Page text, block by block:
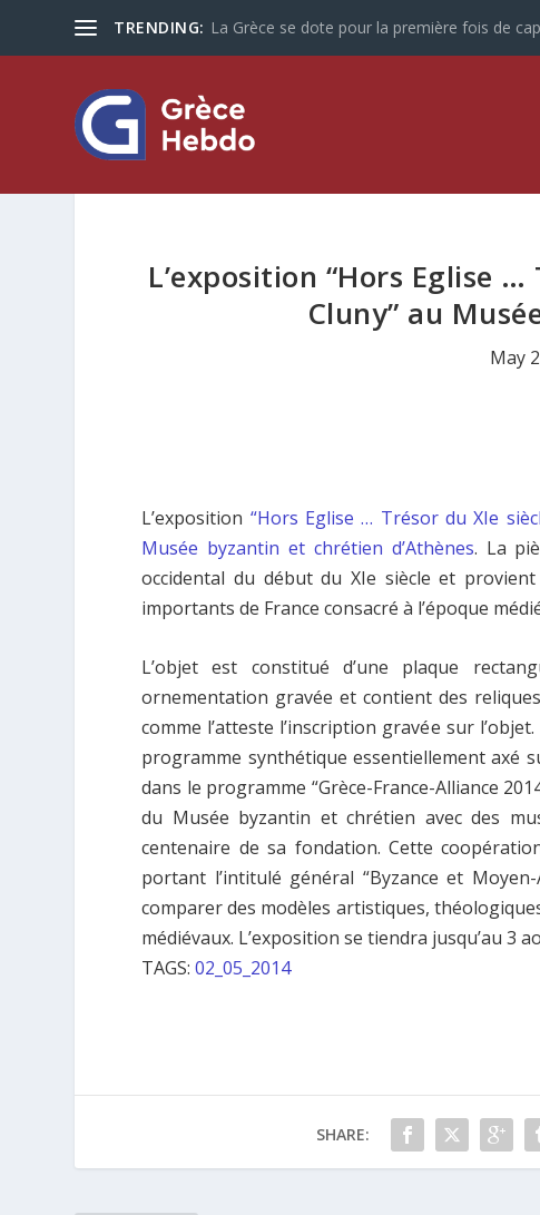
TRENDING: La Grèce se dote pour la première fois de
L’exposition “Hors Eglise
Cluny” au
May
L’exposition “Hors Eglise … Trésor du XIe
Musée byzantin et chrétien d’Athènes. La
occidental du début du XIe siècle et
importants de France consacré à l’époque
L’objet est constitué d’une plaque
ornementation gravée et contient des
comme l’atteste l’inscription gravée sur
programme synthétique essentiellement axé
dans le programme “Grèce-France-Alliance
du Musée byzantin et chrétien avec des
centenaire de sa fondation. Cette
portant l’intitulé général “Byzance et
comparer des modèles artistiques,
médiévaux. L’exposition se tiendra jusqu’au 3
TAGS:02_05_2014
SHARE: